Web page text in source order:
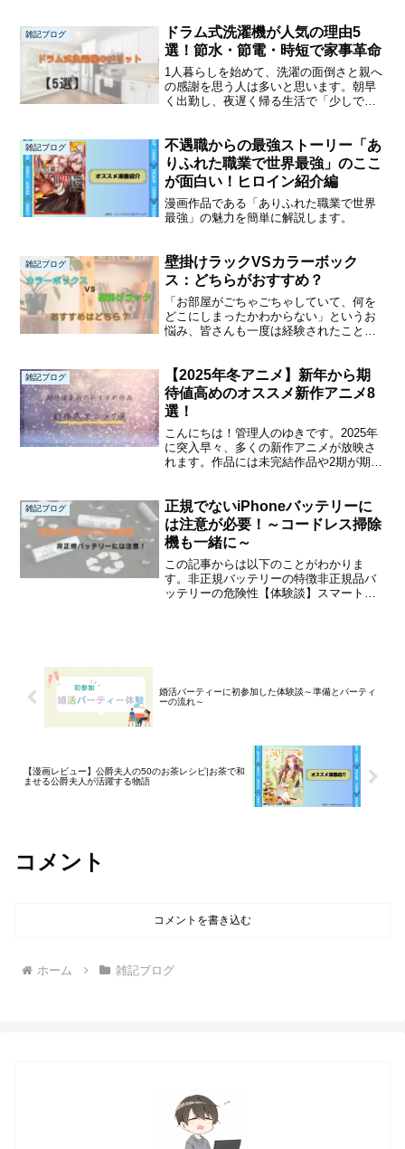
作アニメをまとめましたので是非見てい
ってください！新作...
雑記ブログ
ドラム式洗濯機が人気の理由5
選！節水・節電・時短で家事革命
1人暮らしを始めて、洗濯の面倒さと親へ
の感謝を思う人は多いと思います。朝早
く出勤し、夜遅く帰る生活で「少しでも
以上使ってみて「これは便利すぎる！」
と感じたポイントをま...
雑記ブログ
不遇職からの最強ストーリー「あ
りふれた職業で世界最強」のここ
が面白い！ヒロイン紹介編
漫画作品である「ありふれた職業で世界
最強」の魅力を簡単に解説します。
雑記ブログ
壁掛けラックVSカラーボック
ス：どちらがおすすめ？
「お部屋がごちゃごちゃしていて、何を
どこにしまったかわからない」というお
悩み、皆さんも一度は経験されたことが
収納がおすすめです。これらのアイテム
を使えば、お部屋がすっき...
雑記ブログ
【2025年冬アニメ】新年から期
待値高めのオススメ新作アニメ8
選！
こんにちは！管理人のゆきです。2025年
に突入早々、多くの新作アニメが放映さ
れます。作品には未完結作品や2期が期待
おすすめする新作アニメをまとめました
ので是非見ていっ...
雑記ブログ
正規でないiPhoneバッテリーに
は注意が必要！～コードレス掃除
機も一緒に～
この記事からは以下のことがわかりま
す。非正規バッテリーの特徴非正規品バ
ッテリーの危険性【体験談】スマートフ
婚活パーティーに初参加した体験談～準備とパーティ
ーの流れ～
【漫画レビュー】公爵夫人の50のお茶レシピ|お茶で和
ませる公爵夫人が活躍する物語
コメント
コメントを書き込む
ホーム 雑記ブログ